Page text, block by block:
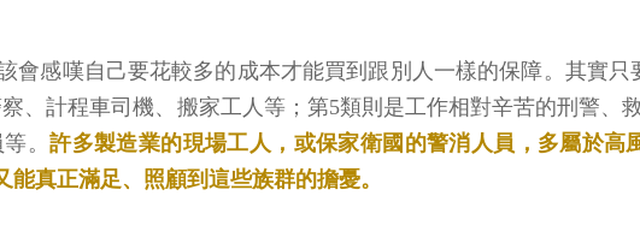
會感嘆自己要花較多的成本才能買到跟別人一樣的保障。其實
、計程車司機、搬家工人等；第5類則是工作相對辛苦的刑警、
等。許多製造業的現場工人，或保家衛國的警消人員，多屬於高
真正滿足、照顧到這些族群的擔憂。